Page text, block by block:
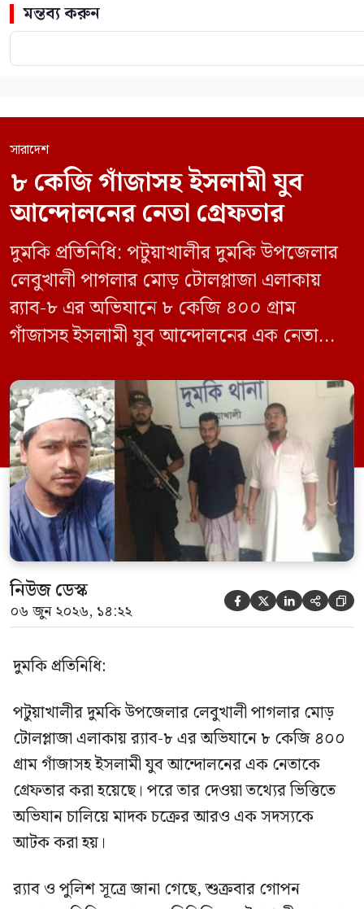
মন্তব্য করুন
সারাদেশ
৮ কেজি গাঁজাসহ ইসলামী যুব
আন্দোলনের নেতা গ্রেফতার
দুমকি প্রতিনিধি: পটুয়াখালীর দুমকি উপজেলার
লেবুখালী পাগলার মোড় টোলপ্লাজা এলাকায়
র‍্যাব-৮ এর অভিযানে ৮ কেজি ৪০০ গ্রাম
গাঁজাসহ ইসলামী যুব আন্দোলনের এক নেতাকে
ভিত্তিতে অভিযান চালিয়ে মাদক চক্রের আরও
এক সদস্যকে আটক করা হয়। র‍্যাব ও পুলিশ
সূত্রে জানা গেছে, শুক্রবার গোপন সংবাদের
ভিত্তিতে র‍্যাব-৮, সিপিসি-১ পটুয়াখালী ক্যাম্পের
[…]
নিউজ ডেস্ক
০৬ জুন ২০২৬, ১৪:২২     
দুমকি প্রতিনিধি:
পটুয়াখালীর দুমকি উপজেলার লেবুখালী পাগলার মোড়
টোলপ্লাজা এলাকায় র‍্যাব-৮ এর অভিযানে ৮ কেজি ৪০০
গ্রাম গাঁজাসহ ইসলামী যুব আন্দোলনের এক নেতাকে
গ্রেফতার করা হয়েছে। পরে তার দেওয়া তথ্যের ভিত্তিতে
অভিযান চালিয়ে মাদক চক্রের আরও এক সদস্যকে
আটক করা হয়।
র‍্যাব ও পুলিশ সূত্রে জানা গেছে, শুক্রবার গোপন